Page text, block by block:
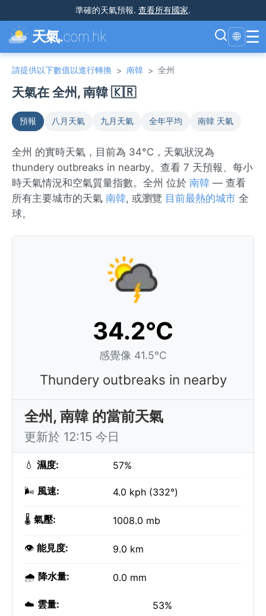
準確的天氣預報. 查看所有國家.
天氣.com.hk 🌐 ☰
請提供以下數值以進行轉換 > 南韓 > 全州
天氣在 全州, 南韓 🇰🇷
預報 八月天氣 九月天氣 全年平均 南韓 天氣
全州 的實時天氣，目前為 34°C，天氣狀況為
thundery outbreaks in nearby。查看 7 天預報、每小
時天氣情況和空氣質量指數。全州 位於 南韓 — 查看
所有主要城市的天氣 南韓, 或瀏覽 目前最熱的城市 全
球。
34.2°C
感覺像 41.5°C
Thundery outbreaks in nearby
全州, 南韓 的當前天氣
更新於 12:15 今日
💧 濕度: 57%
🌬️ 風速: 4.0 kph (332°)
🌡️ 氣壓: 1008.0 mb
👁️ 能見度: 9.0 km
🌧️ 降水量: 0.0 mm
☁️ 雲量: 53%